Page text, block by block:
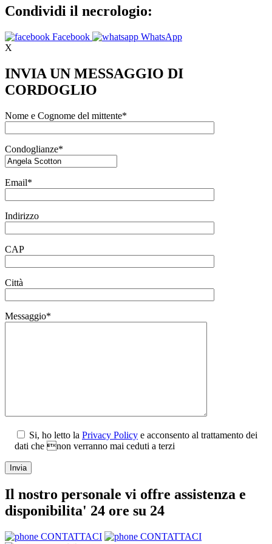
Condividi il necrologio:
Facebook
WhatsApp
X
INVIA UN MESSAGGIO DI
CORDOGLIO
Nome e Cognome del mittente*
Condoglianze*
Email*
Indirizzo
CAP
Città
Messaggio*
Si, ho letto la Privacy Policy e acconsento al trattamento dei
dati che non verranno mai ceduti a terzi
Il nostro personale vi offre assistenza e
disponibilita' 24 ore su 24
CONTATTACI CONTATTACI